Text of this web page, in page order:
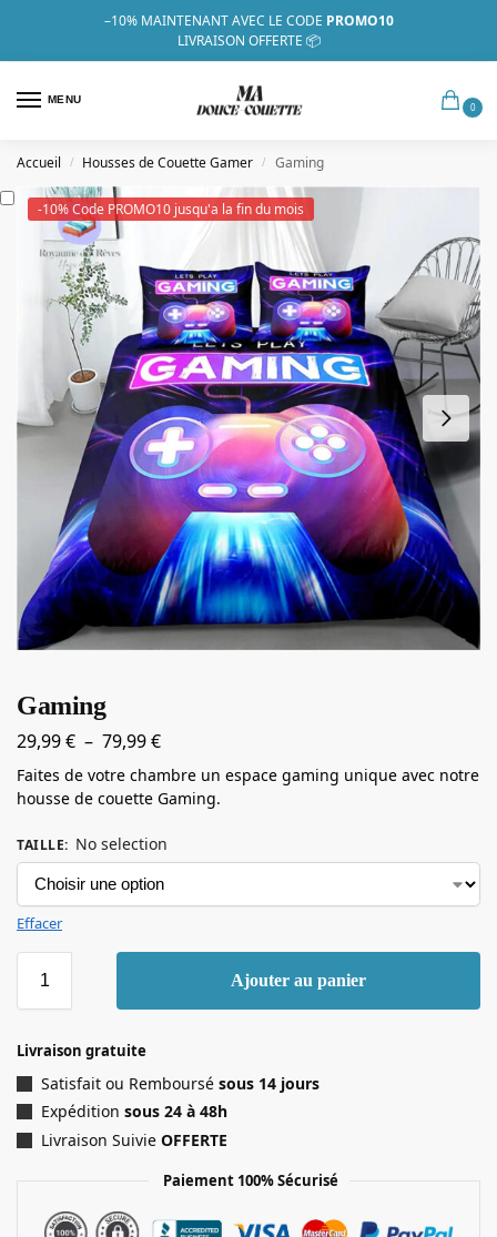
–10% MAINTENANT AVEC LE CODE PROMO10
LIVRAISON OFFERTE 📦
MENU
0
Accueil / Housses de Couette Gamer / Gaming
-10% Code PROMO10 jusqu'a la fin du mois
Gaming
29,99€ – 79,99€
Faites de votre chambre un espace gaming unique avec notre
housse de couette Gaming.
TAILLE: No selection
Effacer
Ajouter au panier
Livraison gratuite
Satisfait ou Remboursé sous 14 jours
Expédition sous 24 à 48h
Livraison Suivie OFFERTE
Paiement 100% Sécurisé